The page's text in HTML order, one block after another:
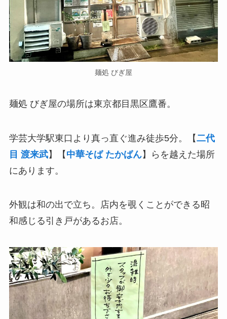
麺処 びぎ屋
麺処 びぎ屋の場所は東京都目黒区鷹番。
学芸大学駅東口より真っ直ぐ進み徒歩5分。【二代
目 渡来武】【 中華そば たかばん】らを越えた場所
にあります。
外観は和の出で立ち。店内を覗くことができる昭
和感じる引き戸があるお店。